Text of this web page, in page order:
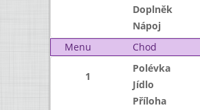
Doplněk
Nápoj
Menu
Chod
1
Polévka
Jídlo
Příloha